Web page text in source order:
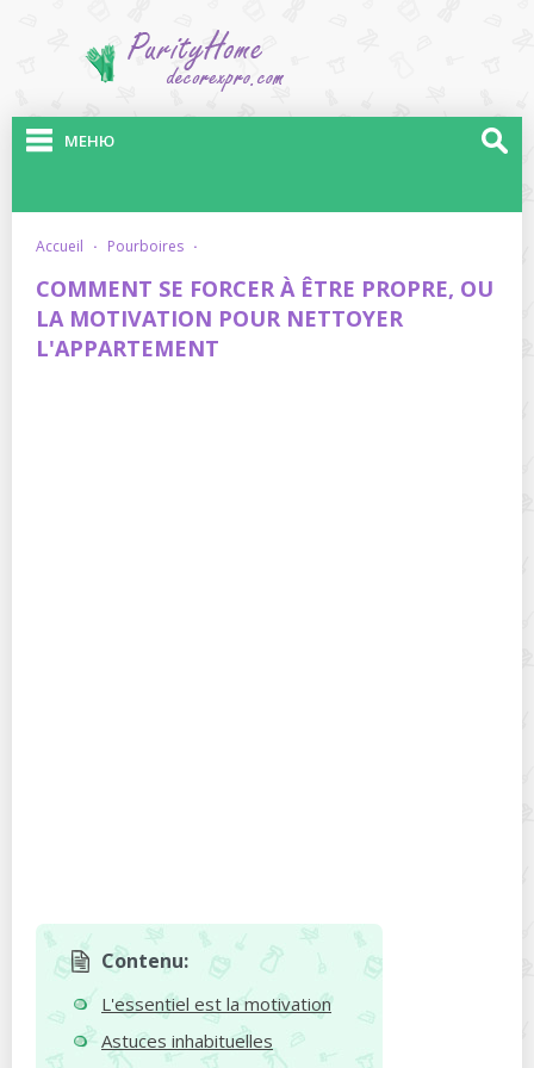
МЕНЮ
accueil · pourboires ·
COMMENT SE FORCER À ÊTRE PROPRE, OU
LA MOTIVATION POUR NETTOYER
L'APPARTEMENT
Contenu:
L'essentiel est la motivation
Astuces inhabituelles